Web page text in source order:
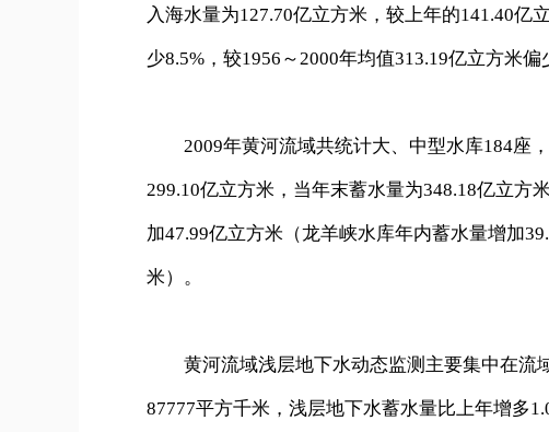
入海水量为127.70亿立方米，较上年的141.40亿
少8.5%，较1956～2000年均值313.19亿立方米偏
2009年黄河流域共统计大、中型水库184座
299.10亿立方米，当年末蓄水量为348.18亿立方
加47.99亿立方米（龙羊峡水库年内蓄水量增加
米）。
黄河流域浅层地下水动态监测主要集中在流
87777平方千米，浅层地下水蓄水量比上年增多